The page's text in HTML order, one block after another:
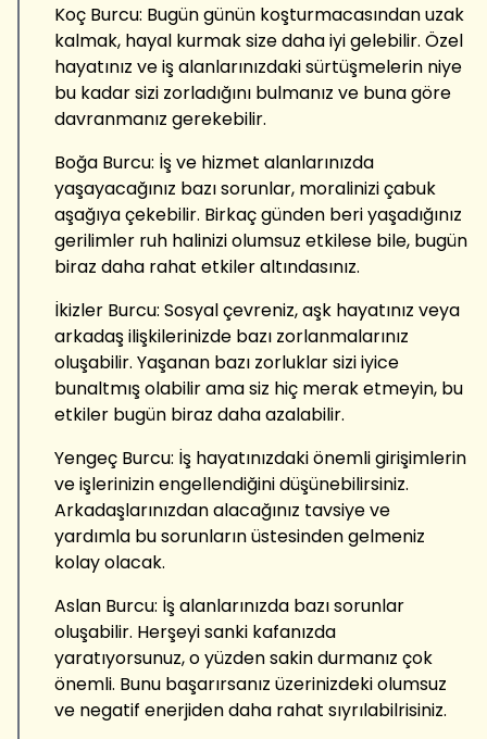
Koç Burcu: Bugün günün koşturmacasından uzak
kalmak, hayal kurmak size daha iyi gelebilir. Özel
hayatınız ve iş alanlarınızdaki sürtüşmelerin niye
bu kadar sizi zorladığını bulmanız ve buna göre
davranmanız gerekebilir.
Boğa Burcu: İş ve hizmet alanlarınızda
yaşayacağınız bazı sorunlar, moralinizi çabuk
aşağıya çekebilir. Birkaç günden beri yaşadığınız
gerilimler ruh halinizi olumsuz etkilese bile, bugün
biraz daha rahat etkiler altındasınız.
İkizler Burcu: Sosyal çevreniz, aşk hayatınız veya
arkadaş ilişkilerinizde bazı zorlanmalarınız
oluşabilir. Yaşanan bazı zorluklar sizi iyice
bunaltmış olabilir ama siz hiç merak etmeyin, bu
etkiler bugün biraz daha azalabilir.
Yengeç Burcu: İş hayatınızdaki önemli girişimlerin
ve işlerinizin engellendiğini düşünebilirsiniz.
Arkadaşlarınızdan alacağınız tavsiye ve
yardımla bu sorunların üstesinden gelmeniz
kolay olacak.
Aslan Burcu: İş alanlarınızda bazı sorunlar
oluşabilir. Herşeyi sanki kafanızda
yaratıyorsunuz, o yüzden sakin durmanız çok
önemli. Bunu başarırsanız üzerinizdeki olumsuz
ve negatif enerjiden daha rahat sıyrılabilrisiniz.